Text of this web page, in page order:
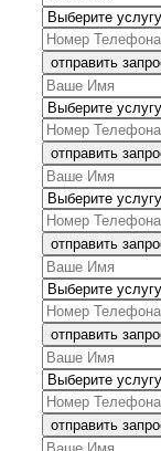
отправить
отправить
отправить
отправить
отправить